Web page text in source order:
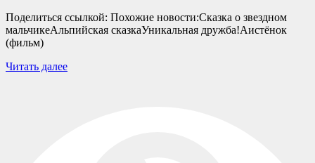
Поделиться ссылкой: Похожие новости:Сказка о звездном
мальчикеАльпийская сказкаУникальная дружба!Аистёнок
(фильм)
Читать далее